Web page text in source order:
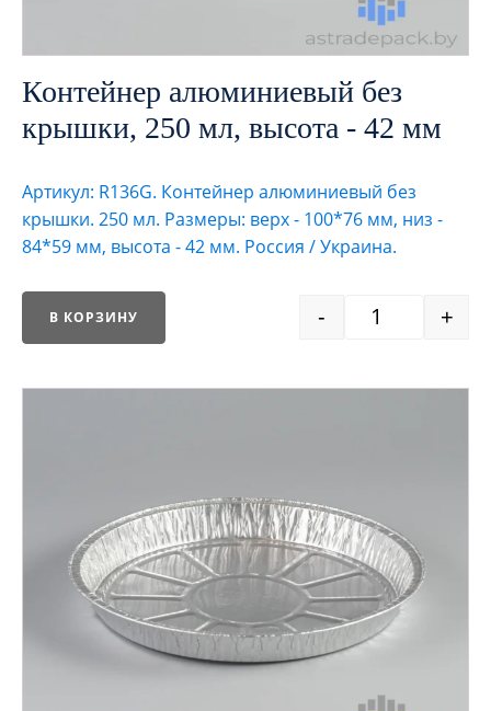
Контейнер алюминиевый без
крышки, 250 мл, высота - 42 мм
Артикул: R136G. Контейнер алюминиевый без
крышки. 250 мл. Размеры: верх - 100*76 мм, низ -
84*59 мм, высота - 42 мм. Россия / Украина.
- +
В КОРЗИНУ